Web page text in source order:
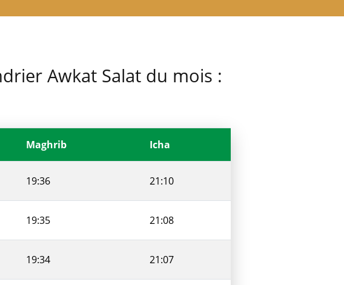
Awkat Salat du mois :
Maghrib Icha
19:36 21:10
19:35 21:08
19:34 21:07